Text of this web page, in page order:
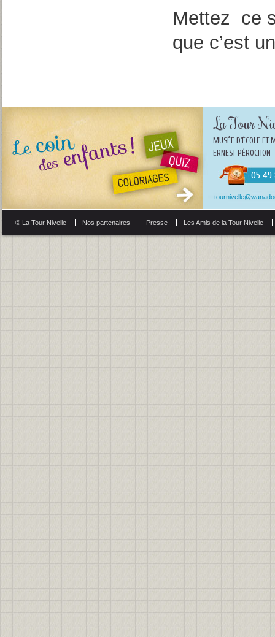
Mettez ce
que c’est
La Tour
MUSÉE D'ÉCOLE ET
ERNEST
05 49
© La Tour Nivelle Nos partenaires Presse Les Amis de la Tour Nivelle